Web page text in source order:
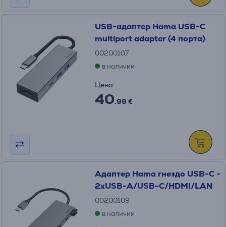
USB-адаптер Hama USB-C
multiport adapter (4 порта)
00200107
в наличии
Цена:
40.99 €
Адаптер Hama гнездо USB-C -
2xUSB-A/USB-C/HDMI/LAN
00200109
в наличии